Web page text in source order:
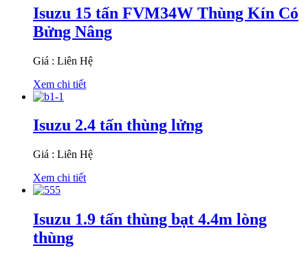
Isuzu 15 tấn FVM34W Thùng Kín Có
Bửng Nâng
Giá : Liên Hệ
Xem chi tiết
Isuzu 2.4 tấn thùng lửng
Giá : Liên Hệ
Xem chi tiết
Isuzu 1.9 tấn thùng bạt 4.4m lòng
thùng